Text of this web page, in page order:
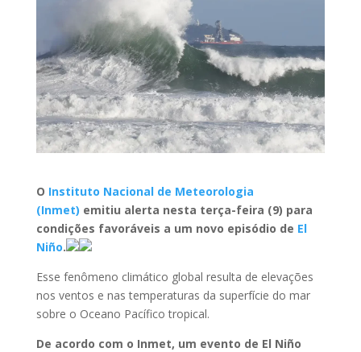
O Instituto Nacional de Meteorologia
(Inmet) emitiu alerta nesta terça-feira (9) para
condições favoráveis a um novo episódio de El
Niño.
Esse fenômeno climático global resulta de elevações
nos ventos e nas temperaturas da superfície do mar
sobre o Oceano Pacífico tropical.
De acordo com o Inmet, um evento de El Niño